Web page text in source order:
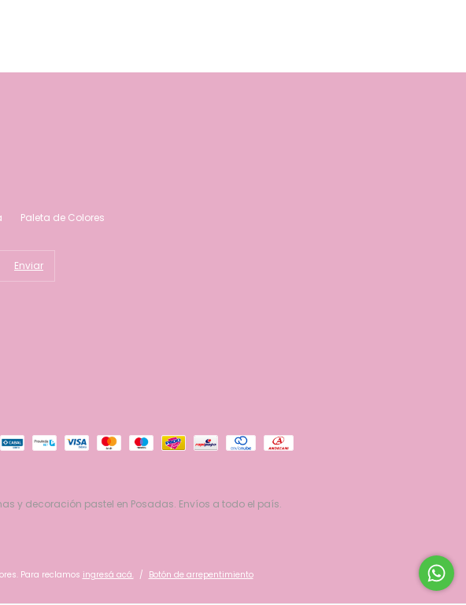
Paleta de Colores
y decoración pastel en Posadas. Envíos a todo el país.
Para reclamos ingresá acá. / Botón de arrepentimiento